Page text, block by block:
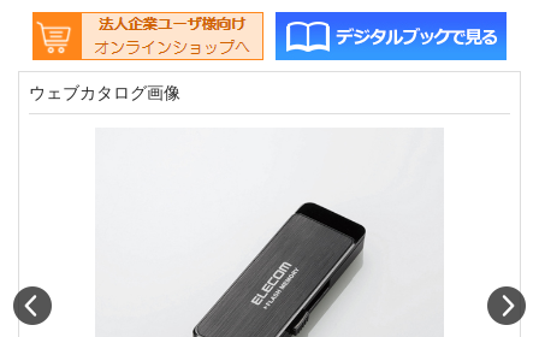
ウェブカタログ画像